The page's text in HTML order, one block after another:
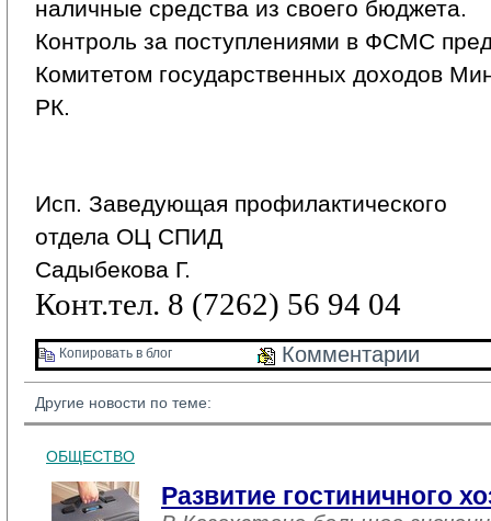
наличные средства из своего бюджета.
Контроль за поступлениями в ФСМС
Комитетом государственных доходов
РК.
Исп. Заведующая профилактического
отдела ОЦ СПИД
Садыбекова Г.
Конт.тел. 8 (7262) 56 94 04
Копировать в блог Комментарии
Другие новости по теме:
ОБЩЕСТВО
Развитие гостиничного